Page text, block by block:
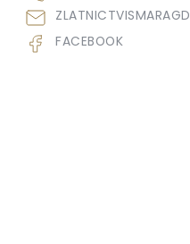
ZLATNICTVISMARAGD
FACEBOOK